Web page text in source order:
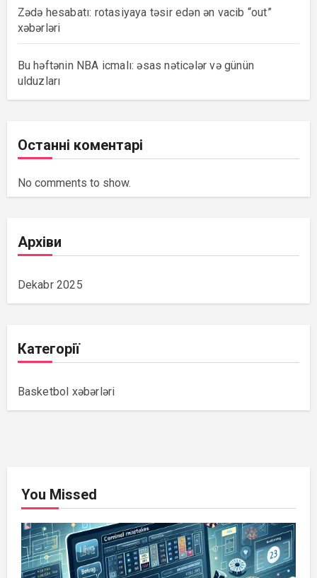
Zədə hesabatı: rotasiyaya təsir edən ən vacib “out”
xəbərləri
Bu həftənin NBA icmalı: əsas nəticələr və günün
ulduzları
Останні коментарі
No comments to show.
Архіви
Dekabr 2025
Категорії
Basketbol xəbərləri
You Missed